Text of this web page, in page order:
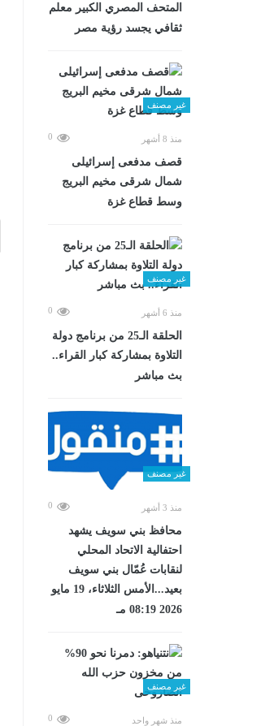
المتحف المصري الكبير معلم
ثقافي يجسد رؤية مصر
غير مصنف
منذ 8 أشهر 0
قصف مدفعى إسرائيلى
شمال شرقى مخيم البريج
وسط قطاع غزة
غير مصنف
منذ 6 أشهر 0
الحلقة الـ25 من برنامج دولة
التلاوة بمشاركة كبار القراء..
بث مباشر
غير مصنف
منذ 3 أشهر 0
محافظ بني سويف يشهد
احتفالية الاتحاد المحلي
لنقابات عُمّال بني سويف
بعيد...الأمس الثلاثاء، 19 مايو
2026 08:19 مـ
غير مصنف
منذ شهر واحد 0